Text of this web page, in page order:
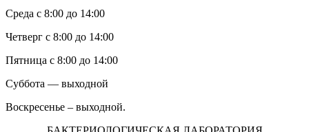
Среда с 8:00 до 14:00
Четверг с 8:00 до 14:00
Пятница с 8:00 до 14:00
Суббота — выходной
Воскресенье – выходной.